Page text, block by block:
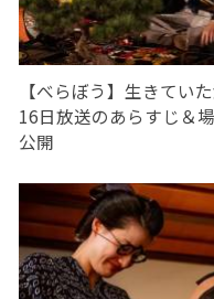
【べらぼう】生きてい
16日放送のあらすじ＆
公開